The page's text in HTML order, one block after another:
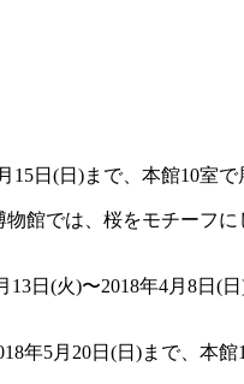
日(日)まで、本館10室で
館では、桜をモチーフに
(火)〜2018年4月8日(日
年5月20日(日)まで、本館